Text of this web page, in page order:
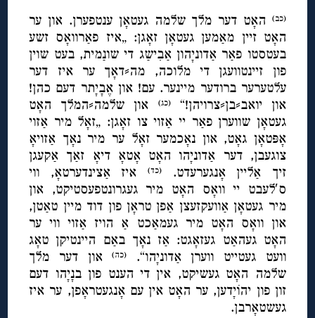
(כב) האָט דער מלך שלמה געטאָן ענטפערן. און ער
האָט זיין מאַמען געטאָן זאָגן: „איז פאַרוואָס זשע
בעטסטו פאַר אַדוניָהון אַבִישַג די שונַמית, בעט שוין
פון זיינטוועגן די מלוכה, מה⸗דאָך ער איז דער
עלטערער ברודער מיינער. עם! און אֶבָיָתר דעם כהן!
און יואב⸗בן⸗צרויהן!“(כג)
און שלמה⸗המלך האָט
געטאָן שווערן פאַר יי אַזוי צו זאָגן: „זאָל מיר אַזוי
אָפּטאָן גאָט, און נאָכמער זאָל ער מיר נאָך אַזויאָ
צוגעבן, דער אַדוניָהו האָט אָטאָ דיאָ זאַך אַקעגן
זיך אַליין אָנגערעדט.
(כד)
איז אַצינדערטאָ, ווי
ס′לעבט יי וואָס האָט מיר געגרונטפעסטיקט, און
מיר געטאָן אַוועקזעצן אַפן טראָן פון דוד מיין טאַטן,
און וואָס האָט מיר געמאַכט אַ הויז אַזוי ווי ער
האָט געהאַט געזאָגט: אַז נאָך באַם היינטיקן טאָג
וועט געטייט ווערן אַדוניָהו“.
(כה)און דער מלך
שלמה האָט געשיקט, אין די הענט פון בנָיָהו דעם
זון פון יהוֹיָדען, ער האָט אין עם אָנגעטראָפן, ער איז
געשטאָרבן.